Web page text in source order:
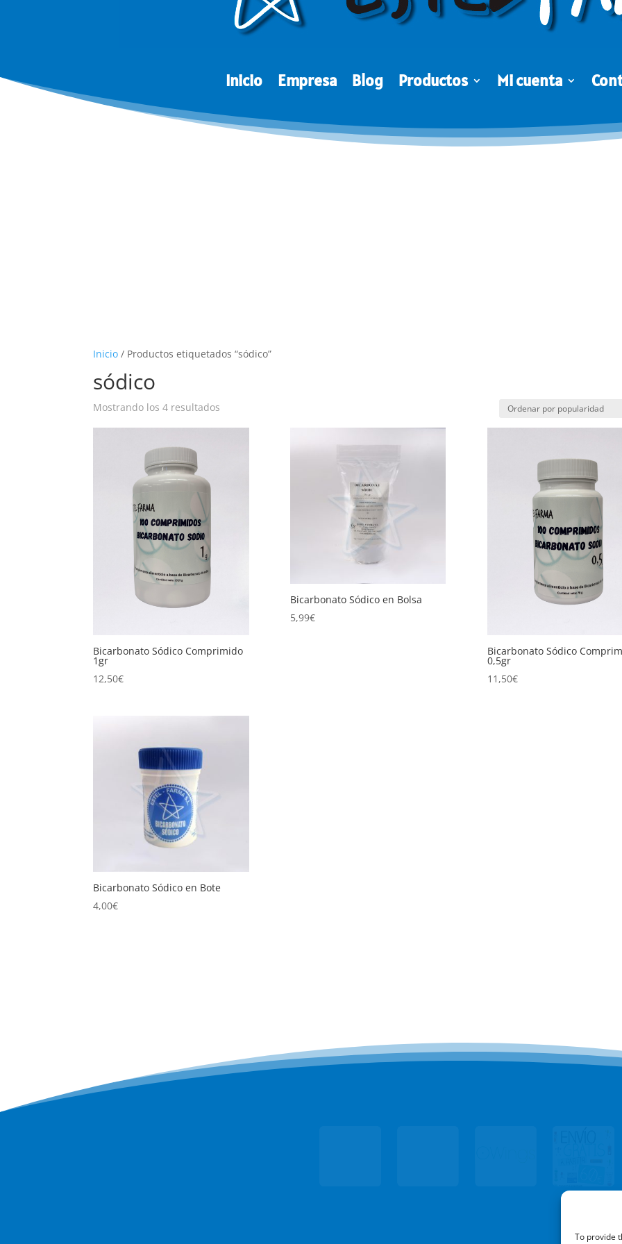
To provide
Inicio Empresa Blog Productos Mi cuenta
Inicio / Productos etiquetados “sódico”
sódico
Mostrando los 4 resultados
Bicarbonato Sódico Comprimido
1gr
12,50€
Bicarbonato Sódico en Bolsa
5,99€
Bicarbonato Sódico
0,5gr
11,50€
Bicarbonato Sódico en Bote
4,00€